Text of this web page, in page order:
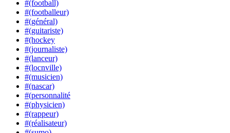
#(football)
#(footballeur)
#(général)
#(guitariste)
#(hockey
#(journaliste)
#(lanceur)
#(locnville)
#(musicien)
#(nascar)
#(personnalité
#(physicien)
#(rappeur)
#(réalisateur)